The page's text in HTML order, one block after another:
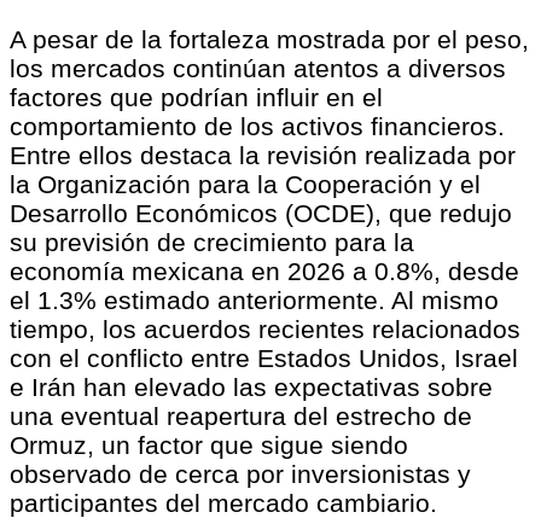
A pesar de la fortaleza mostrada por el peso,
los mercados continúan atentos a diversos
factores que podrían influir en el
comportamiento de los activos financieros.
Entre ellos destaca la revisión realizada por
la Organización para la Cooperación y el
Desarrollo Económicos (OCDE), que redujo
su previsión de crecimiento para la
economía mexicana en 2026 a 0.8%, desde
el 1.3% estimado anteriormente. Al mismo
tiempo, los acuerdos recientes relacionados
con el conflicto entre Estados Unidos, Israel
e Irán han elevado las expectativas sobre
una eventual reapertura del estrecho de
Ormuz, un factor que sigue siendo
observado de cerca por inversionistas y
participantes del mercado cambiario.